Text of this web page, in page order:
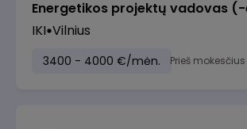
Energetikos projektų vadovas
IKI Vilnius
3400 - 4000 €/mėn. Prieš mokesčius